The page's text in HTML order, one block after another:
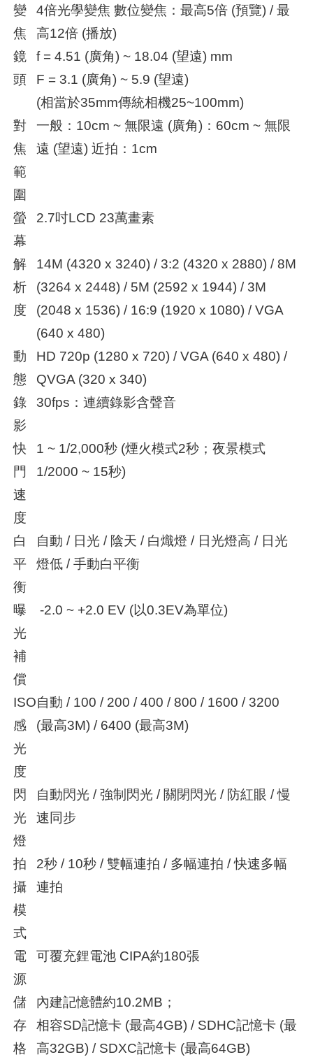
變
焦
4倍光學變焦 數位變焦：最高5倍 (預覽) / 最
高12倍 (播放)
鏡
頭
f = 4.51 (廣角) ~ 18.04 (望遠) mm
F = 3.1 (廣角) ~ 5.9 (望遠)
(相當於35mm傳統相機25~100mm)
對
焦
範
圍
一般：10cm ~ 無限遠 (廣角)：60cm ~ 無限
遠 (望遠) 近拍：1cm
螢
幕
2.7吋LCD 23萬畫素
解
析
度
14M (4320 x 3240) / 3:2 (4320 x 2880) / 8M
(3264 x 2448) / 5M (2592 x 1944) / 3M
(2048 x 1536) / 16:9 (1920 x 1080) / VGA
(640 x 480)
動
態
錄
影
HD 720p (1280 x 720) / VGA (640 x 480) /
QVGA (320 x 340)
30fps：連續錄影含聲音
快
門
速
度
1 ~ 1/2,000秒 (煙火模式2秒；夜景模式
1/2000 ~ 15秒)
白
平
衡
自動 / 日光 / 陰天 / 白熾燈 / 日光燈高 / 日光
燈低 / 手動白平衡
曝
光
補
償
-2.0 ~ +2.0 EV (以0.3EV為單位)
ISO
感
光
度
自動 / 100 / 200 / 400 / 800 / 1600 / 3200
(最高3M) / 6400 (最高3M)
閃
光
燈
自動閃光 / 強制閃光 / 關閉閃光 / 防紅眼 / 慢
速同步
拍
攝
模
式
2秒 / 10秒 / 雙幅連拍 / 多幅連拍 / 快速多幅
連拍
電
源
可覆充鋰電池 CIPA約180張
儲
存
格
內建記憶體約10.2MB；
相容SD記憶卡 (最高4GB) / SDHC記憶卡 (最
高32GB) / SDXC記憶卡 (最高64GB)